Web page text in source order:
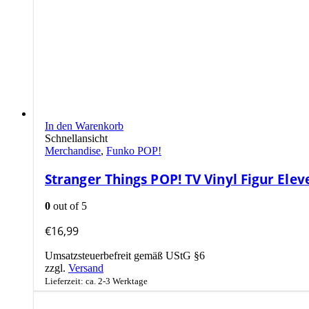
In den Warenkorb
Schnellansicht
Merchandise, Funko POP!
Stranger Things POP! TV Vinyl Figur
0 out of 5
€16,99
Umsatzsteuerbefreit gemäß UStG §6
zzgl. Versand
Lieferzeit: ca. 2-3 Werktage